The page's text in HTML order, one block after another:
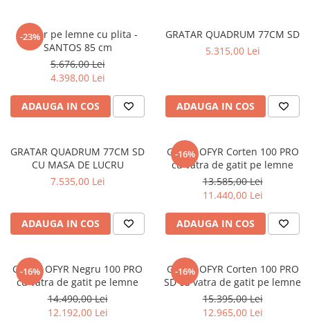
-23%
Gratar pe lemne cu plita -
SANTOS 85 cm
5.676,00 Lei
4.398,00 Lei
ADAUGA IN COS
GRATAR QUADRUM 77CM SD
5.315,00 Lei
ADAUGA IN COS
GRATAR QUADRUM 77CM SD
CU MASA DE LUCRU
7.535,00 Lei
ADAUGA IN COS
-16%
Gratar OFYR Corten 100 PRO
cu vatra de gatit pe lemne
13.585,00 Lei
11.440,00 Lei
ADAUGA IN COS
-16%
Gratar OFYR Negru 100 PRO
cu vatra de gatit pe lemne
14.490,00 Lei
12.192,00 Lei
-16%
Gratar OFYR Corten 100 PRO
SD cu vatra de gatit pe lemne
15.395,00 Lei
12.965,00 Lei